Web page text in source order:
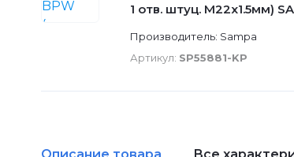
1 отв. штуц. M22х1.5мм)
Производитель: Sampa
Артикул: SP55881-KP